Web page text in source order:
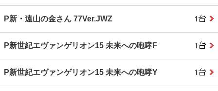
P新・遠山の金さん 77Ver.JWZ
P新世紀エヴァンゲリオン15 未来への咆哮F
P新世紀エヴァンゲリオン15 未来への咆哮Y